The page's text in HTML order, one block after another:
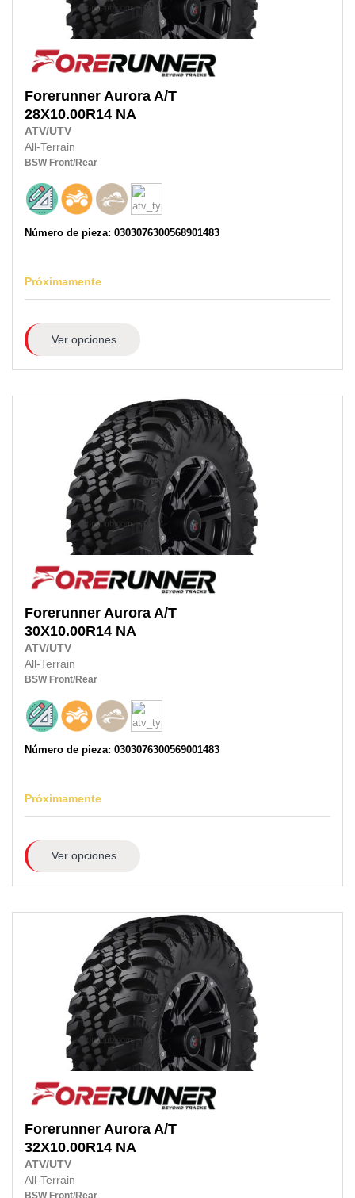
Forerunner Aurora A/T
28X10.00R14 NA
ATV/UTV
All-Terrain
BSW Front/Rear
Número de pieza: 0303076300568901483
Próximamente
Ver opciones
Forerunner Aurora A/T
30X10.00R14 NA
ATV/UTV
All-Terrain
BSW Front/Rear
Número de pieza: 0303076300569001483
Próximamente
Ver opciones
Forerunner Aurora A/T
32X10.00R14 NA
ATV/UTV
All-Terrain
BSW Front/Rear